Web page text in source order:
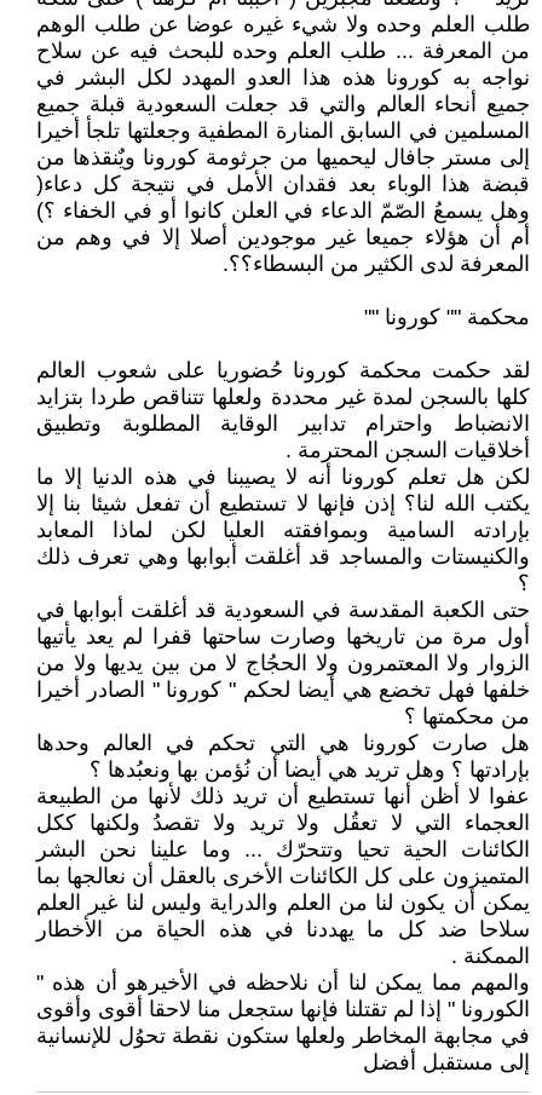
طلب العلم وحده ولا شيء غيره عوضا عن طلب الوهم
من المعرفة ... طلب العلم وحده للبحث فيه عن سلاح
نواجه به كورونا هذه هذا العدو المهدد لكل البشر في
جميع أنحاء العالم والتي قد جعلت السعودية قبلة جميع
المسلمين في السابق المنارة المطفية وجعلتها تلجأ أخيرا
إلى مستر جافال ليحميها من جرثومة كورونا ويٌنقذها من
قبضة هذا الوباء بعد فقدان الأمل في نتيجة كل دعاء(
وهل يسمعُ الصّمّ الدعاء في العلن كانوا أو في الخفاء ؟)
أم أن هؤلاء جميعا غير موجودين أصلا إلا في وهم من
المعرفة لدى الكثير من البسطاء؟؟.
محكمة "" كورونا ""
لقد حكمت محكمة كورونا حُضوريا على شعوب العالم
كلها بالسجن لمدة غير محددة ولعلها تتناقص طردا بتزايد
الانضباط واحترام تدابير الوقاية المطلوبة وتطبيق
أخلاقيات السجن المحترمة .
لكن هل تعلم كورونا أنه لا يصيبنا في هذه الدنيا إلا ما
يكتب الله لنا؟ إذن فإنها لا تستطيع أن تفعل شيئا بنا إلا
بإرادته السامية وبموافقته العليا لكن لماذا المعابد
والكنيستات والمساجد قد أغلقت أبوابها وهي تعرف ذلك
؟
حتى الكعبة المقدسة في السعودية قد أغلقت أبوابها في
أول مرة من تاريخها وصارت ساحتها قفرا لم يعد يأتيها
الزوار ولا المعتمرون ولا الحجُاج لا من بين يديها ولا من
خلفها فهل تخضع هي أيضا لحكم " كورونا " الصادر أخيرا
من محكمتها ؟
هل صارت كورونا هي التي تحكم في العالم وحدها
بإرادتها ؟ وهل تريد هي أيضا أن نُؤمن بها ونعبُدها ؟
عفوا لا أظن أنها تستطيع أن تريد ذلك لأنها من الطبيعة
العجماء التي لا تعقُل ولا تريد ولا تقصدُ ولكنها ككل
الكائنات الحية تحيا وتتحرّك ... وما علينا نحن البشر
المتميزون على كل الكائنات الأخرى بالعقل أن نعالجها بما
يمكن أن يكون لنا من العلم والدراية وليس لنا غير العلم
سلاحا ضد كل ما يهددنا في هذه الحياة من الأخطار
الممكنة .
والمهم مما يمكن لنا أن نلاحظه في الأخيرهو أن هذه "
الكورونا " إذا لم تقتلنا فإنها ستجعل منا لاحقا أقوى وأقوى
في مجابهة المخاطر ولعلها ستكون نقطة تحوُل للإنسانية
إلى مستقبل أفضل